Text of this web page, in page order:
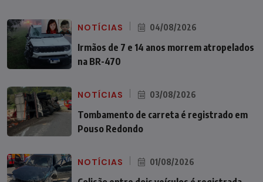
NOTÍCIAS 04/08/2026
Irmãos de 7 e 14 anos morrem atropelados
na BR-470
NOTÍCIAS 03/08/2026
Tombamento de carreta é registrado em
Pouso Redondo
NOTÍCIAS 01/08/2026